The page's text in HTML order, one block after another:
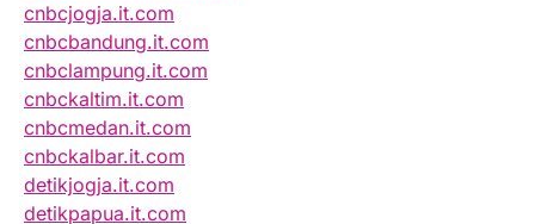
cnbcjogja.it.com
cnbcbandung.it.com
cnbclampung.it.com
cnbckaltim.it.com
cnbcmedan.it.com
cnbckalbar.it.com
detikjogja.it.com
detikpapua.it.com